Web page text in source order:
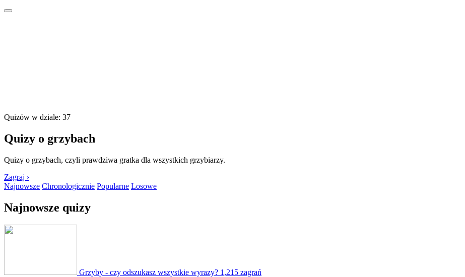
Quizów w dziale: 37
Quizy o grzybach
Quizy o grzybach, czyli prawdziwa gratka dla wszystkich grzybiarzy.
Zagraj ›
Najnowsze Chronologicznie Popularne Losowe
Najnowsze quizy
Grzyby - czy odszukasz wszystkie wyrazy? 1,215 zagrań